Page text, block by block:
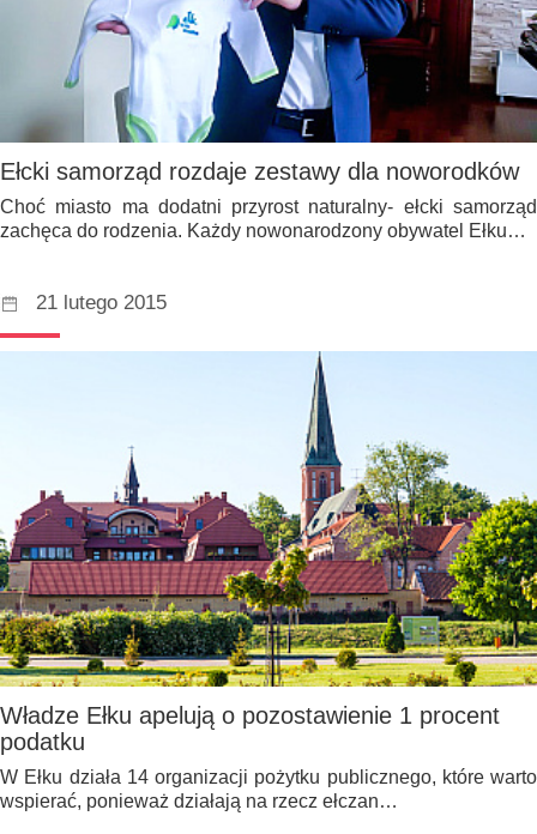
Ełcki samorząd rozdaje zestawy dla noworodków
Choć miasto ma dodatni przyrost naturalny- ełcki samorząd
zachęca do rodzenia. Każdy nowonarodzony obywatel Ełku…
21 lutego 2015
Władze Ełku apelują o pozostawienie 1 procent
podatku
W Ełku działa 14 organizacji pożytku publicznego, które warto
wspierać, ponieważ działają na rzecz ełczan…